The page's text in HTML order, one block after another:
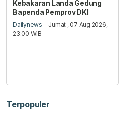
Kebakaran Landa Gedung
Bapenda Pemprov DKI
Dailynews - Jumat , 07 Aug 2026,
23:00 WIB
Terpopuler